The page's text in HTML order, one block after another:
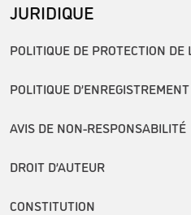
JURIDIQUE
POLITIQUE DE PROTECTION DE
POLITIQUE D’ENREGISTREMENT
AVIS DE NON-RESPONSABILITÉ
DROIT D’AUTEUR
CONSTITUTION